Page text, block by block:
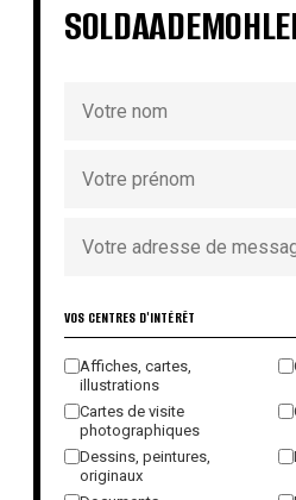
VOS CENTRES D'INTÉRÊT
Affiches, cartes,
illustrations
Cartes de visite
photographiques
Dessins, peintures,
originaux